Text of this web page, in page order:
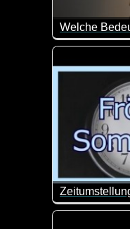
Welche
Osterhasen,
Heute
Nur nochmal